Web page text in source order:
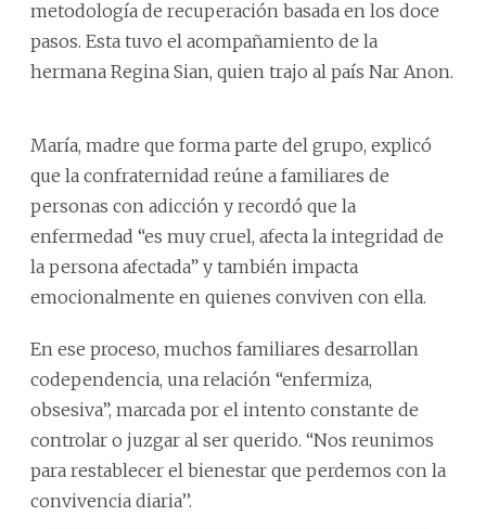
metodología de recuperación basada en los doce
pasos. Esta tuvo el acompañamiento de la
hermana Regina Sian, quien trajo al país Nar Anon.
María, madre que forma parte del grupo, explicó
que la confraternidad reúne a familiares de
personas con adicción y recordó que la
enfermedad “es muy cruel, afecta la integridad de
la persona afectada” y también impacta
emocionalmente en quienes conviven con ella.
En ese proceso, muchos familiares desarrollan
codependencia, una relación “enfermiza,
obsesiva”, marcada por el intento constante de
controlar o juzgar al ser querido. “Nos reunimos
para restablecer el bienestar que perdemos con la
convivencia diaria’’.